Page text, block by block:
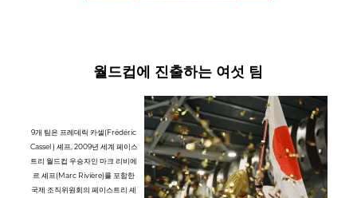
월드컵에 진출하는 여섯 팀
9개 팀은 프레데릭 카셀(Frédéric
Cassel ) 셰프, 2009년 세계 페이스
트리 월드컵 우승자인 마크 리비에
르 셰프(Marc Rivière)를 포함한
국제 조직위원회의 페이스트리 셰